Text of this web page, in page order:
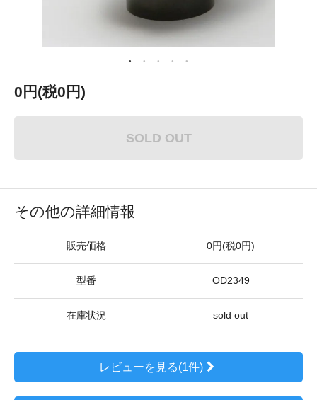
0円(税0円)
SOLD OUT
その他の詳細情報
販売価格 0円(税0円)
型番 OD2349
在庫状況 sold out
レビューを見る(1件)